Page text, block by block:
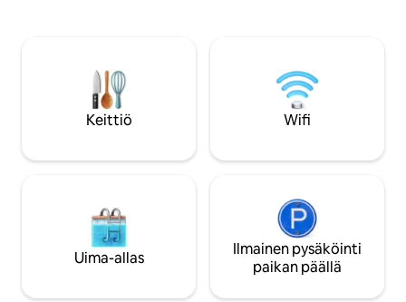
maastopyöräilyyn. Lähellä taloa on 3
erinomaista ravintolaa. Autoa
suositellaan, katumaasturi on parempi,
koska tie on hieman kuoppainen joissain
ulkoillallisille. Valoisat ja kalustetut
huoneet, joissa
liukuvat ikkunat,
viihtyisät
Keittiö Wifi
Uima-allas
Ilmainen pysäköinti
paikan päällä